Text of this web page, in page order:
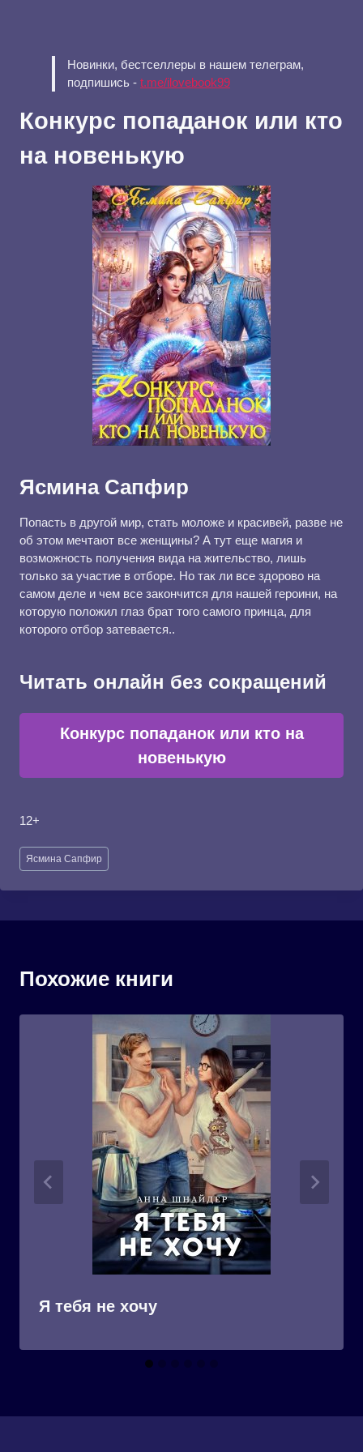
Новинки, бестселлеры в нашем телеграм,
подпишись - t.me/ilovebook99
Конкурс попаданок или кто
на новенькую
Ясмина Сапфир
Попасть в другой мир, стать моложе и красивей, разве не
об этом мечтают все женщины? А тут еще магия и
возможность получения вида на жительство, лишь
только за участие в отборе. Но так ли все здорово на
самом деле и чем все закончится для нашей героини, на
которую положил глаз брат того самого принца, для
которого отбор затевается..
Читать онлайн без сокращений
Конкурс попаданок или кто на
новенькую
12+
Метки
записи:
Ясмина Сапфир
Похожие книги
Я тебя не хочу